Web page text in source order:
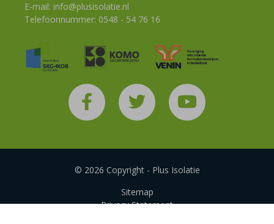
E-mail: info@plusisolatie.nl
Telefoonnummer: 0548 - 54 76 16
© 2026 Copyright - Plus Isolatie
Sitemap
Privacy Statement